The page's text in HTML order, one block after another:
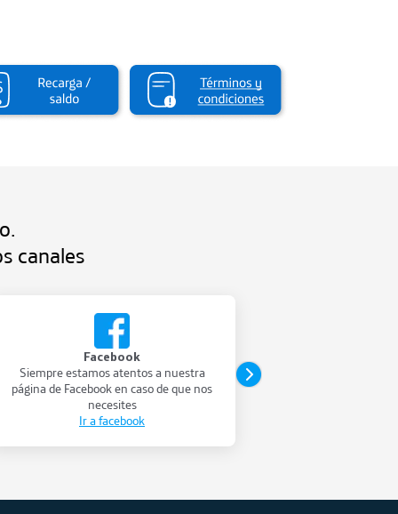
canales
Facebook
Siempre estamos atentos a nuestra
página de Facebook en caso de que nos
necesites
Ir a facebook